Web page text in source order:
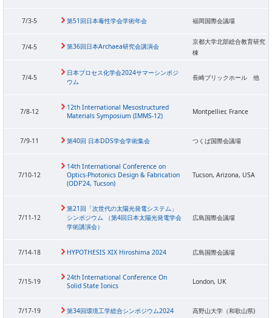
イベント
7/3-5 第51回日本毒性学会学術年会 福岡国際会議場
7/4-5 第36回日本Archaea研究会講演会
京都大学北部総合教育研究
棟
7/4-5
日本プロセス化学会2024サマーシンポジ
ウム
長崎ブリックホール 他
7/8-12
12th International Mesostructured
Materials Symposium (IMMS-12)
Montpellier, France
7/9-11 第40回 日本DDS学会学術集会 つくば国際会議場
7/10-12
14th International Conference on
Optics-Photonics Design & Fabrication
(ODF’24, Tucson)
Tucson, Arizona, USA
7/11-12
第21回「次世代の太陽光発電システム」
シンポジウム （第4回日本太陽光発電学会
学術講演会）
広島国際会議場
7/14-18 HYPOTHESIS XIX Hiroshima 2024 広島国際会議場
7/15-19
24th International Conference On
Solid State Ionics
London, UK
7/17-19 第34回環境工学総合シンポジウム2024 高野山大学（和歌山県)